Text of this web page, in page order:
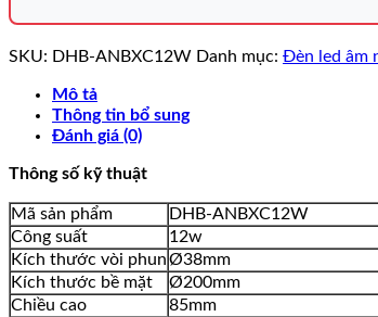
SKU: DHB-ANBXC12W Danh mục: Đèn led âm
Mô tả
Thông tin bổ sung
Đánh giá (0)
Thông số kỹ thuật
Mã sản phẩm
DHB-ANBXC12W
Công suất
12w
Kích thước vòi phunØ38mm
Kích thước bề mặt
Ø200mm
Chiều cao
85mm